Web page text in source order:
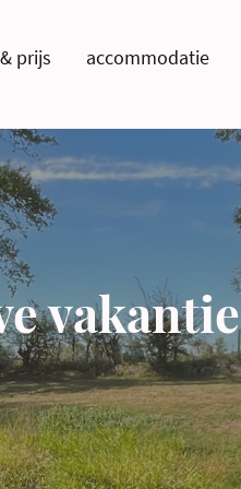
prijs accommodatie
vakantie